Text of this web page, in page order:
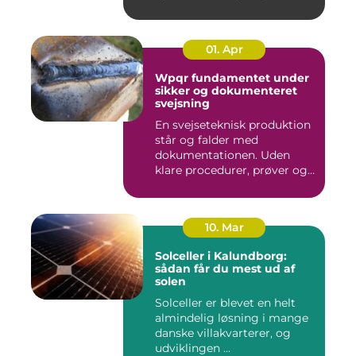
01. Apr
Wpqr fundamentet under
sikker og dokumenteret
svejsning
En svejseteknisk produktion
står og falder med
dokumentationen. Uden
klare procedurer, prøver og
10. Mar
Solceller i Kalundborg:
sådan får du mest ud af
solen
Solceller er blevet en helt
almindelig løsning i mange
danske villakvarterer, og
udviklingen ...